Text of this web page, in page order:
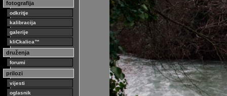
fotografija
odkritje
kalibracija
galerije
kliCkalica™
druženja
forumi
prilozi
vijesti
oglasnik